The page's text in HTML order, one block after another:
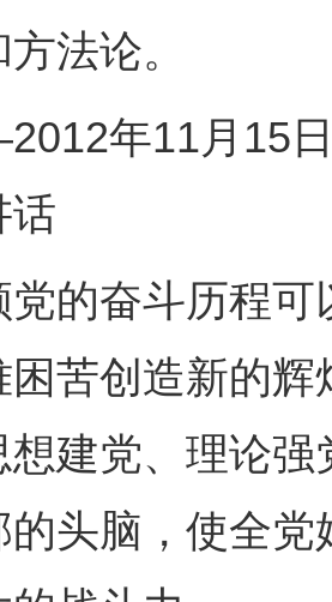
法论。
年11月15日
话
奋斗历程可
困苦创造新的
想建党、理论
的头脑，使全